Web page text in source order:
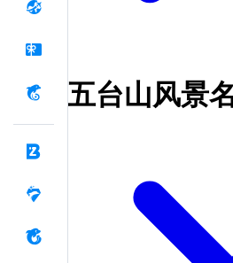
五台山风景